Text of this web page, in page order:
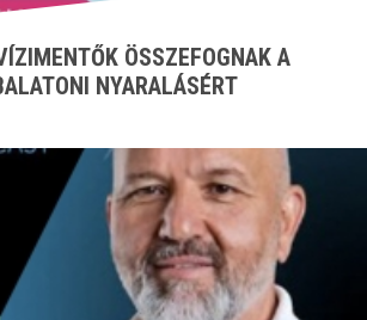
ÖSSZEFOGNAK A
NYARALÁSÉRT